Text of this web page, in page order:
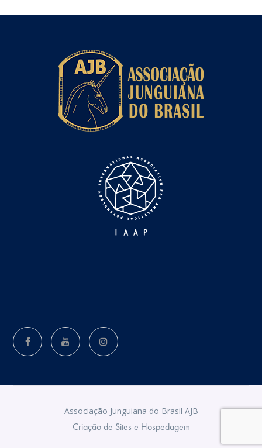
Associação Junguiana do Brasil AJB
Criação de Sites e Hospedagem